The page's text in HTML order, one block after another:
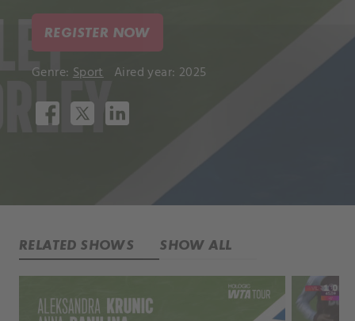
REGISTER NOW
Genre: Sport Aired year: 2025
RELATED SHOWS SHOW ALL